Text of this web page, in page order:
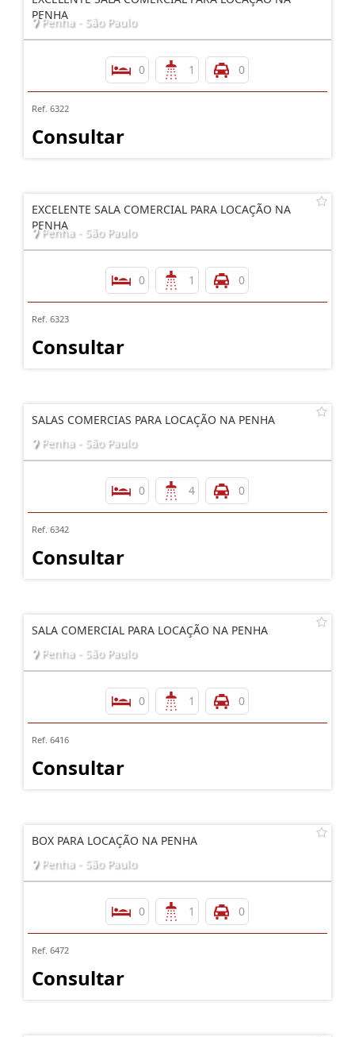
PENHA
Penha - São Paulo
0 1 0
Ref. 6322
Consultar
EXCELENTE SALA COMERCIAL PARA LOCAÇÃO NA
PENHA
Penha - São Paulo
0 1 0
Ref. 6323
Consultar
SALAS COMERCIAS PARA LOCAÇÃO NA PENHA
Penha - São Paulo
0 4 0
Ref. 6342
Consultar
SALA COMERCIAL PARA LOCAÇÃO NA PENHA
Penha - São Paulo
0 1 0
Ref. 6416
Consultar
BOX PARA LOCAÇÃO NA PENHA
Penha - São Paulo
0 1 0
Ref. 6472
Consultar